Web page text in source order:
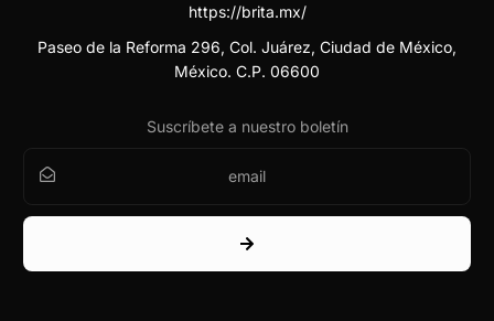
https://brita.mx/
Paseo de la Reforma 296, Col. Juárez, Ciudad de México,
México. C.P. 06600
Suscríbete a nuestro boletín